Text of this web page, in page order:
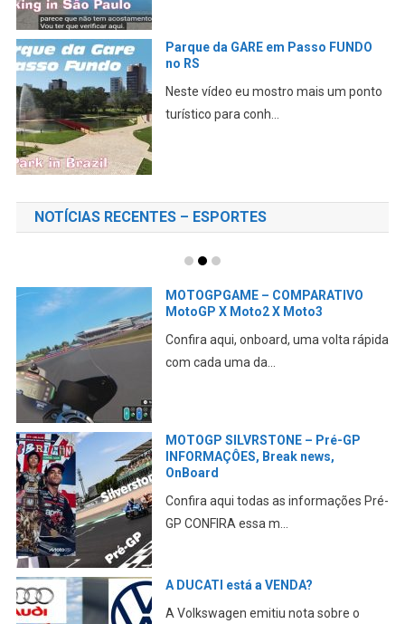
TURISTANDO pelo RS – Veranópolis,
BR 386, Arena Grêmio, Porto Alegre
Pegando a estrada em Passo Fundo,
passando por Veranópo...
NOTÍCIAS RECENTES – ESPORTES
A DUCATI revela seu PLANO para
2027
Aqui falamos da abordagem da marca
em relação aos novos...
MOTOGP e F1 juntas no GP dos EUA
de Fórmula1
juntar as duas categ...
ÓLEO na PISTA cauda uma MORTE
em MUGELLO